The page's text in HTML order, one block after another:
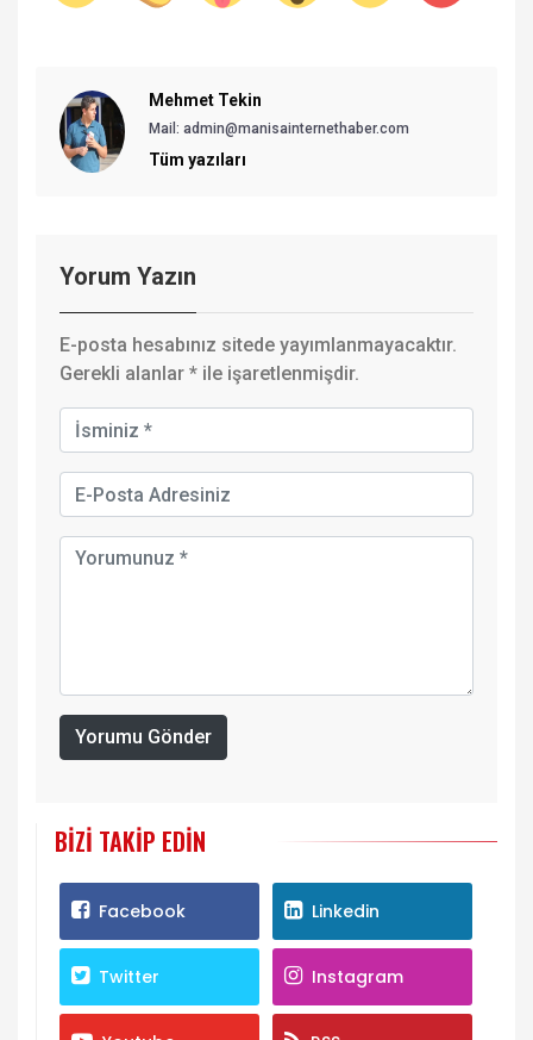
Mehmet Tekin
Mail: admin@manisainternethaber.com
Tüm yazıları
Yorum Yazın
E-posta hesabınız sitede yayımlanmayacaktır.
Gerekli alanlar * ile işaretlenmişdir.
Yorumu Gönder
BIZI TAKIP EDIN
Facebook Linkedin
Twitter Instagram